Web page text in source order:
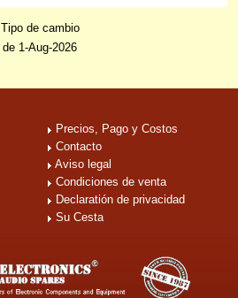
Tipo de cambio
de 1-Aug-2026
Precios, Pago y Costos
Contacto
Aviso legal
Condiciones de venta
Declaratión de privacidad
Su Cesta